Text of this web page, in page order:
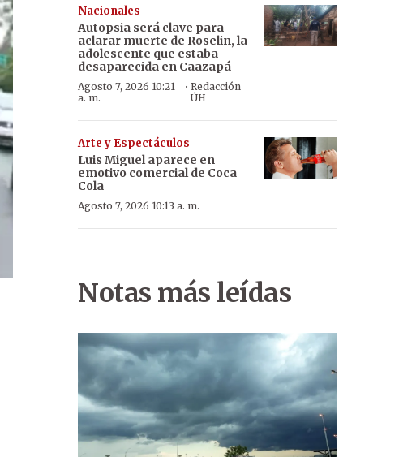
Nacionales
Autopsia será clave para
aclarar muerte de Roselin, la
adolescente que estaba
desaparecida en Caazapá
Agosto 7, 2026 10:21
a. m.
· Redacción
ÚH
Arte y Espectáculos
Luis Miguel aparece en
emotivo comercial de Coca
Cola
Agosto 7, 2026 10:13 a. m.
Notas más leídas